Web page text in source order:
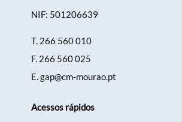
NIF: 501206639
T. 266 560 010
F. 266 560 025
E.gap@cm-mourao.pt
Acessos rápidos